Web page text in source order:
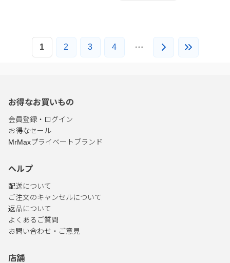
1 2 3 4
お得なお買いもの
会員登録・ログイン
お得なセール
MrMaxプライベートブランド
ヘルプ
配送について
ご注文のキャンセルについて
返品について
よくあるご質問
お問い合わせ・ご意見
店舗